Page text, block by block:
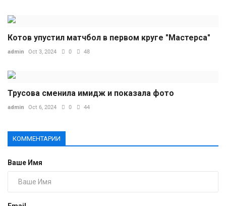
Котов упустил матчбол в первом круге "Мастерса"
admin Oct 3, 2024 0 48
Трусова сменила имидж и показала фото
admin Oct 6, 2024 0 44
КОММЕНТАРИИ
Ваше Имя